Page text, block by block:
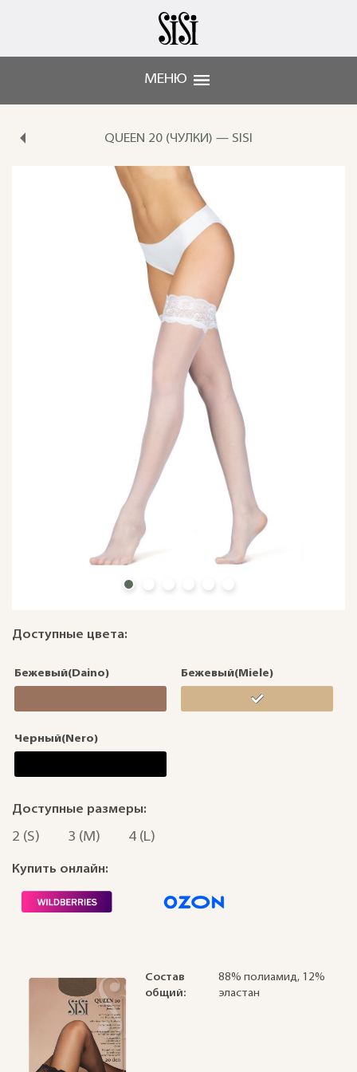
МЕНЮ
QUEEN 20 (ЧУЛКИ) — SISI
Доступные цвета:
Бежевый(Daino) Бежевый(Miele)
Черный(Nero)
Доступные размеры:
2 (S) 3 (M) 4 (L)
Купить онлайн:
Состав
общий:
88% полиамид, 12%
эластан